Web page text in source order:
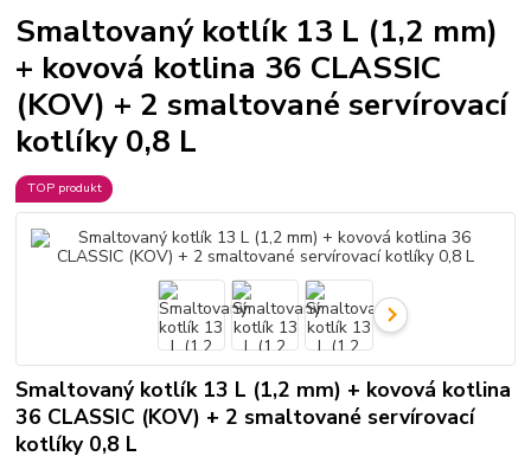
Smaltovaný kotlík 13 L (1,2 mm)
+ kovová kotlina 36 CLASSIC
(KOV) + 2 smaltované servírovací
kotlíky 0,8 L
TOP produkt
Smaltovaný kotlík 13 L (1,2 mm) + kovová kotlina
36 CLASSIC (KOV) + 2 smaltované servírovací
kotlíky 0,8 L